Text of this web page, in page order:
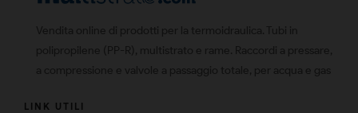
LINK UTILI